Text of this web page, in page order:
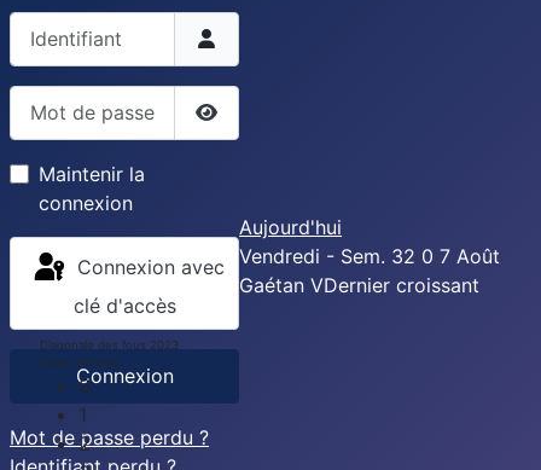
Diagonale des fous 2023
Video Youtube
0
1
2
Identifiant
Mot de passe
Afficher le mot de passe
Maintenir la
connexion
clé d'accès
Connexion
Mot de passe perdu ?
Aujourd'hui
Vendredi - Sem. 32 07 Août
GaétanVDernier croissant